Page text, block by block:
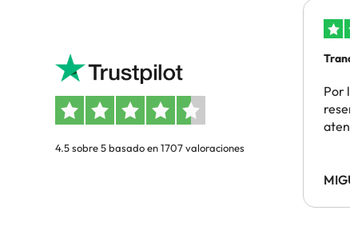
4.5 sobre 5 basado en 1707 valoraciones
Por